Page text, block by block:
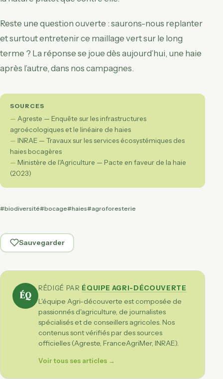
Reste une question ouverte : saurons-nous replanter
et surtout entretenir ce maillage vert sur le long
terme ? La réponse se joue dès aujourd’hui, une haie
après l’autre, dans nos campagnes.
SOURCES
Agreste — Enquête sur les infrastructures
agroécologiques et le linéaire de haies
INRAE — Travaux sur les services écosystémiques des
haies bocagères
Ministère de l'Agriculture — Pacte en faveur de la haie
(2023)
#biodiversité#bocage#haies#agroforesterie
Sauvegarder
ÉQ
RÉDIGÉ PAR ÉQUIPE AGRI-DÉCOUVERTE
L'équipe Agri-découverte est composée de
passionnés d'agriculture, de journalistes
spécialisés et de conseillers agricoles. Nos
contenus sont vérifiés par des sources
officielles (Agreste, FranceAgriMer, INRAE).
Voir tous ses articles →